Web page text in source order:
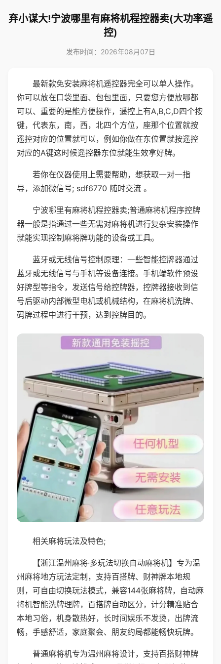
弃小谋大!宁波哪里有麻将机程控器卖(大功率遥
控)
发布时间：2026年08月07日
最新款免安装麻将机遥控器完全可以单人操作。
你可以放在口袋里面、包包里面，只要您方便放哪都
可以、重要的是能方便操作，遥控上有A,B,C,D四个按
键，代表东，南，西，北四个方位，座那个位置就按
遥控对应的位置就可以，例如你做在东位置就按遥控
对应的A键这时候遥控器东位就能生效拿好牌。
若你在仪器使用上需要帮助，想获取一对一指
导，添加微信号; sdf6770 随时交流 。
宁波哪里有麻将机程控器卖;普通麻将机程序控牌
器一般是指通过一些无需对麻将机进行复杂安装操作
就能实现控制麻将牌功能的设备或工具。
蓝牙或无线信号控制原理：一些智能控牌器通过
蓝牙或无线信号与手机等设备连接。手机端软件预设
好牌型等指令，发送信号给控牌器，控牌器接收到信
号后驱动内部微型电机或机械结构，在麻将机洗牌、
码牌过程中进行干预，达到控牌目的。
相关麻将玩法及特色;
【浙江温州麻将·多玩法切换自动麻将机】专为温
州麻将地方玩法定制，支持百搭牌、财神牌本地规
则，可自由切换玩法模式，兼容144张麻将牌，自动麻
将机智能洗牌理牌，百搭牌自动区分，计分精准贴合
本地习俗，机身散热好，长时间娱乐不发烫，出牌流
畅，手感舒适，家庭聚会、朋友约局都能畅快玩牌。
普通麻将机专为温州麻将设计，支持百搭财神牌